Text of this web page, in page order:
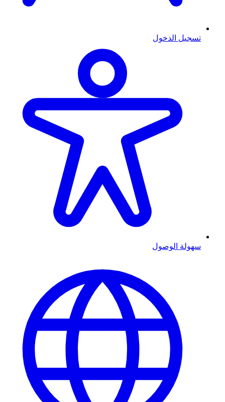
تسجيل الدخول
سهولة الوصول